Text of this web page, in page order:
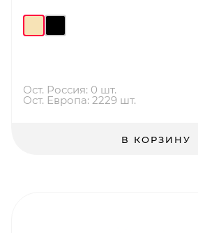
Ост. Россия: 0 шт.
Ост. Европа: 2229 шт.
В КОРЗИНУ